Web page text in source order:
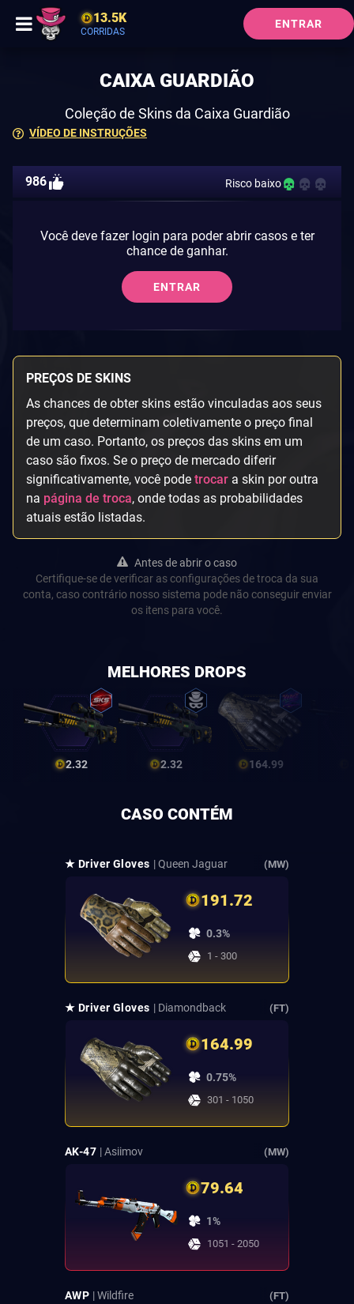
13.5K
CORRIDAS
ENTRAR
VÍDEO DE INSTRUÇÕES
CAIXA GUARDIÃO
Coleção de Skins da Caixa Guardião
986 Risco baixo
Você deve fazer login para poder abrir casos e ter
chance de ganhar.
ENTRAR
PREÇOS DE SKINS
As chances de obter skins estão vinculadas aos seus
preços, que determinam coletivamente o preço final
de um caso. Portanto, os preços das skins em um
caso são fixos. Se o preço de mercado diferir
significativamente, você pode trocar a skin por outra
na página de troca, onde todas as probabilidades
atuais estão listadas.
Antes de abrir o caso
Certifique-se de verificar as configurações de troca da sua
conta, caso contrário nosso sistema pode não conseguir enviar
os itens para você.
MELHORES DROPS
2.32 2.32 164.99
CASO CONTÉM
★ Driver Gloves | Queen Jaguar (MW)
191.72
0.3%
1 - 300
★ Driver Gloves | Diamondback (FT)
164.99
0.75%
301 - 1050
AK-47 | Asiimov (MW)
79.64
1%
1051 - 2050
AWP | Wildfire (FT)